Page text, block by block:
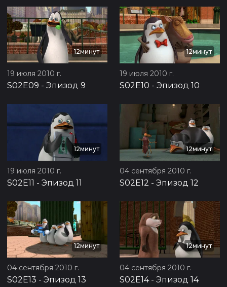
12минут
19 июля 2010 г.
S02E09 - Эпизод 9
12минут
19 июля 2010 г.
S02E10 - Эпизод 10
12минут
19 июля 2010 г.
S02E11 - Эпизод 11
12минут
04 сентября 2010 г.
S02E12 - Эпизод 12
12минут
04 сентября 2010 г.
S02E13 - Эпизод 13
12минут
04 сентября 2010 г.
S02E14- Эпизод 14